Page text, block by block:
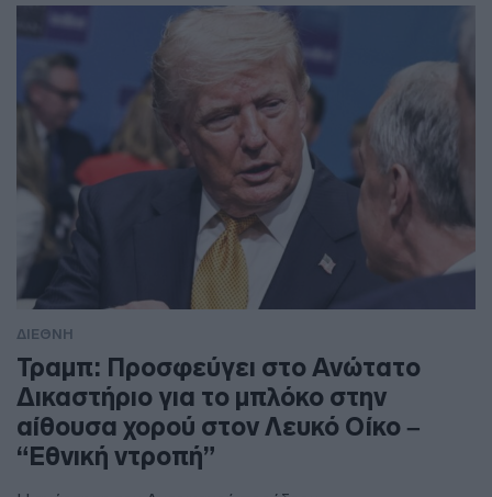
ΔΙΕΘΝΗ
Τραμπ: Προσφεύγει στο Ανώτατο
Δικαστήριο για το μπλόκο στην
αίθουσα χορού στον Λευκό Οίκο –
“Εθνική ντροπή”